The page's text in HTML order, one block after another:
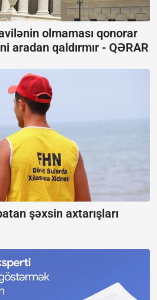
olmaması qonorar
aradan qaldırmır - QƏRAR
şəxsin axtarışları